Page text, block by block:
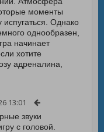
моменты
Однако
однообразен,
начинает
хотите
адреналина,
13:01
звуки
с головой.